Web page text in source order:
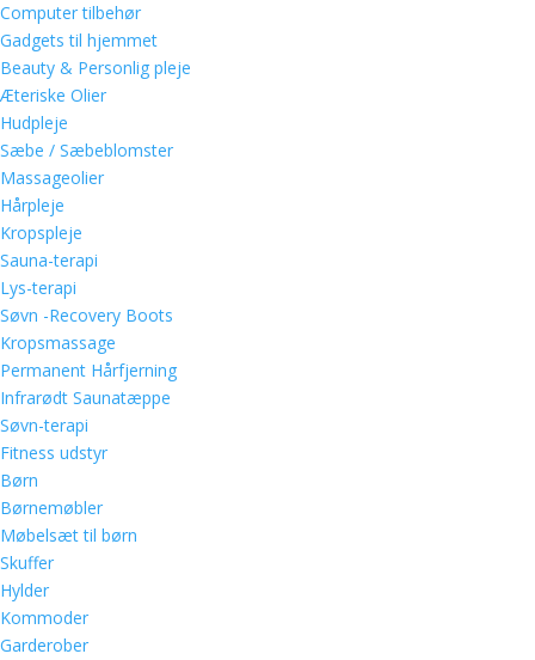
Computer tilbehør
Gadgets til hjemmet
Beauty & Personlig pleje
Æteriske Olier
Hudpleje
Sæbe / Sæbeblomster
Massageolier
Hårpleje
Kropspleje
Sauna-terapi
Lys-terapi
Søvn -Recovery Boots
Kropsmassage
Permanent Hårfjerning
Infrarødt Saunatæppe
Søvn-terapi
Fitness udstyr
Børn
Børnemøbler
Møbelsæt til børn
Skuffer
Hylder
Kommoder
Garderober